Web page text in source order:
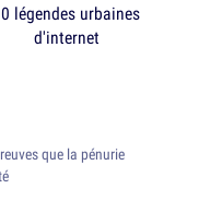
légendes urbaines
d'internet
que la pénurie